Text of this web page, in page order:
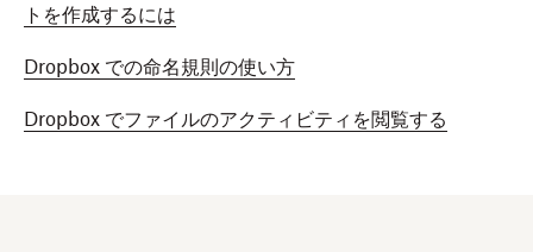
トを作成するには
Dropbox での命名規則の使い方
Dropbox でファイルのアクティビティを閲覧する